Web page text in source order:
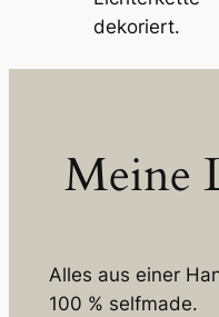
Meine
Alles aus einer
100 % selfmade.